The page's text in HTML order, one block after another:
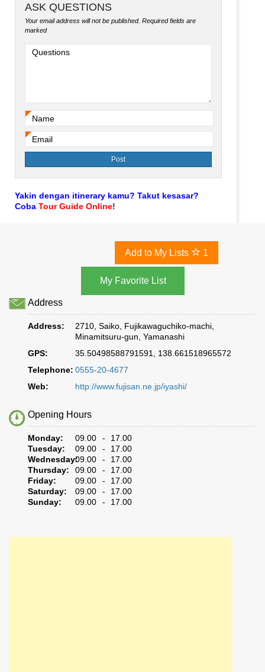
ASK QUESTIONS
Your email address will not be published. Required fields are
marked
Questions
Name
Email
Yakin dengan itinerary kamu? Takut kesasar?
Coba Tour Guide Online!
Add to My Lists 1
Address
Address:
2710, Saiko, Fujikawaguchiko-machi,
Minamitsuru-gun, Yamanashi
GPS:
35.50498588791591, 138.661518965572
Telephone: 0555-20-4677
Web:
http://www.fujisan.ne.jp/iyashi/
Opening Hours
Monday:
09.00 - 17.00
Tuesday:
09.00 - 17.00
Wednesday:09.00 - 17.00
Thursday:
09.00 - 17.00
Friday:
09.00 - 17.00
Saturday:
09.00 - 17.00
Sunday:
09.00 - 17.00